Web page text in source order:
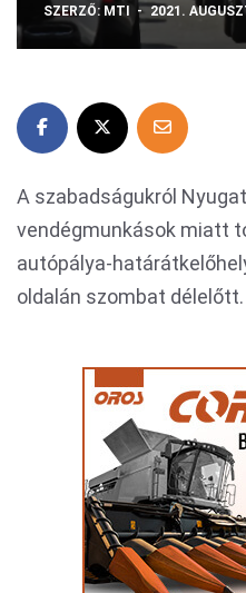
SZERZŐ: MTI 2021.
A szabadságukról
vendégmunkások miatt
autópálya-
oldalán szombat délelőtt.